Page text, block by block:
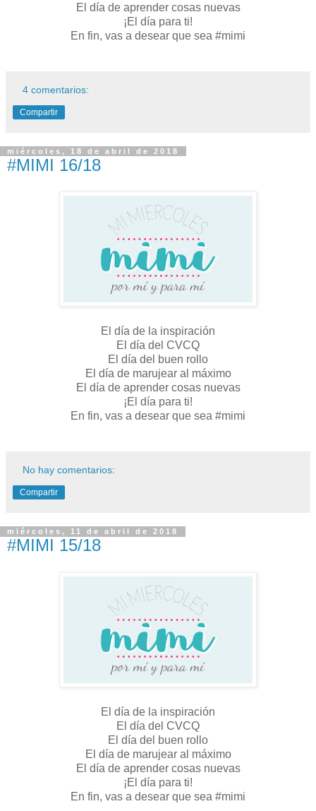
El día de aprender cosas nuevas
¡El día para ti!
En fin, vas a desear que sea #mimi
4 comentarios:
Compartir
miércoles, 18 de abril de 2018
#MIMI 16/18
El día de la inspiración
El día del CVCQ
El día del buen rollo
El día de marujear al máximo
El día de aprender cosas nuevas
¡El día para ti!
En fin, vas a desear que sea #mimi
No hay comentarios:
Compartir
miércoles, 11 de abril de 2018
#MIMI 15/18
El día de la inspiración
El día del CVCQ
El día del buen rollo
El día de marujear al máximo
El día de aprender cosas nuevas
¡El día para ti!
En fin, vas a desear que sea #mimi